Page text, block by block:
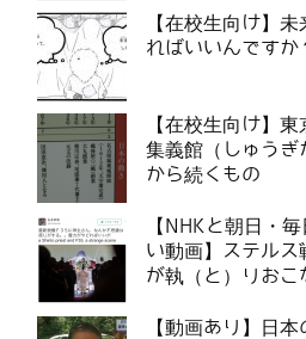
【在校生向け】
ればいいんですか
【在校生向け】
集義館（しゅう
から続くもの
【NHKと朝日・
い動画】ステル
が執（と）りおこ
【動画あり】日